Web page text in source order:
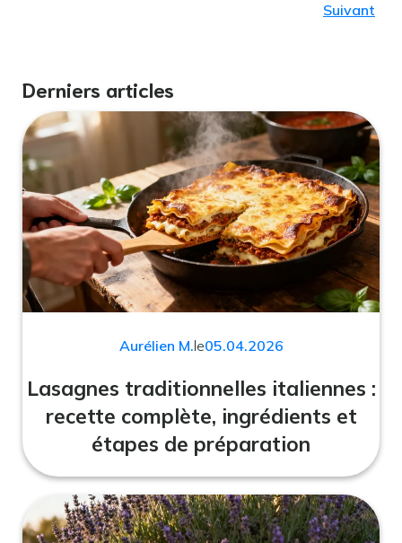
Suivant
Derniers articles
Aurélien M.le05.04.2026
Lasagnes traditionnelles italiennes :
recette complète, ingrédients et
étapes de préparation